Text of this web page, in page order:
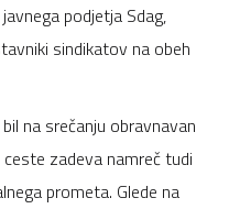
podjetja Sdag,
sindikatov na obeh
na srečanju obravnavan
zadeva namreč tudi
prometa. Glede na